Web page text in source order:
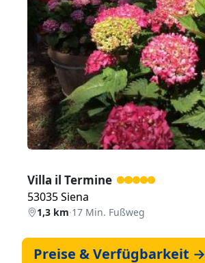
Villa il Termine
53035 Siena
1,3 km·17 Min. Fußweg
Preise & Verfügbarkeit →